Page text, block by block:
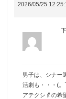
2026/05/25
男子は、シナー
活劇も・・・(。
アテクシ👵の希